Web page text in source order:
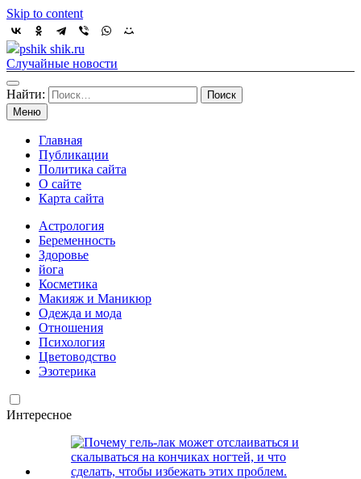
Skip to content
pshik shik.ru
Случайные новости
Найти:
Меню
Главная
Публикации
Политика сайта
О сайте
Карта сайта
Астрология
Беременность
Здоровье
йога
Косметика
Макияж и Маникюр
Одежда и мода
Отношения
Психология
Цветоводство
Эзотерика
Интересное